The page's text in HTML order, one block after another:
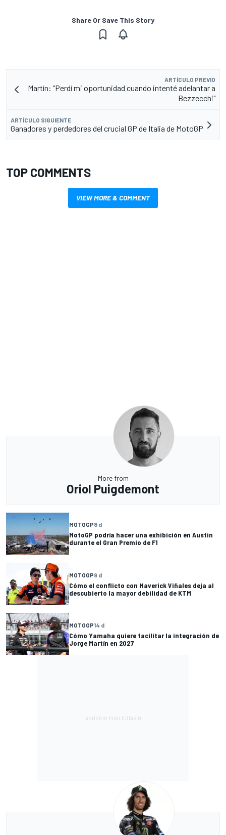
Share Or Save This Story
ARTÍCULO PREVIO
Martín: “Perdí mi oportunidad cuando intenté adelantar a
Bezzecchi"
ARTÍCULO SIGUIENTE
Ganadores y perdedores del crucial GP de Italia de MotoGP
TOP COMMENTS
VIEW MORE & COMMENT
More from
Oriol Puigdemont
MOTOGP8 d
MotoGP podría hacer una exhibición en Austin
durante el Gran Premio de F1
MOTOGP9 d
Cómo el conflicto con Maverick Viñales deja al
descubierto la mayor debilidad de KTM
MOTOGP14 d
Cómo Yamaha quiere facilitar la integración de
Jorge Martín en 2027